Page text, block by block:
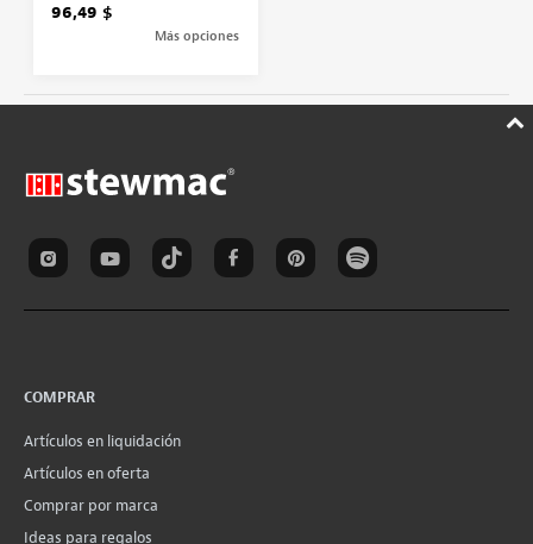
96,49 $
Más opciones
COMPRAR
Artículos en liquidación
Artículos en oferta
Comprar por marca
Ideas para regalos